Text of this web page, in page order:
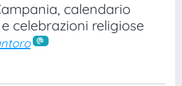
calendario
celebrazioni religiose